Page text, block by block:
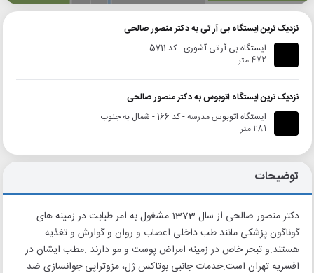
نزدیک ترین ایستگاه بی آر تی به دکتر منصور صالحی
ایستگاه بی آر تی آشوری - کد 5711
472 متر
نزدیک ترین ایستگاه اتوبوس به دکتر منصور صالحی
ایستگاه اتوبوس مدرسه - کد 166 - شمال به جنوب
281 متر
توضیحات
دکتر منصور صالحی از سال 1373 مشغول به امر طبابت در زمینه های
گوناگون پزشکی مانند طب داخلی اعصاب و روان و گوارش و تغذیه
هستند.و تبحر خاص در زمینه امراض پوست و مو دارند .مطب ایشان در
افسریه تهران است.خدمات جانبی بوتاکس ژل، مزوتراپی جوانسازی ضد